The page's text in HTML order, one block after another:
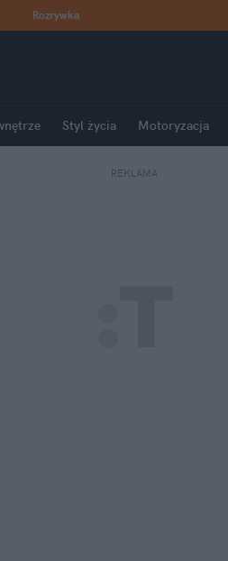
Rozrywka
Styl życia Motoryzacja
REKLAMA